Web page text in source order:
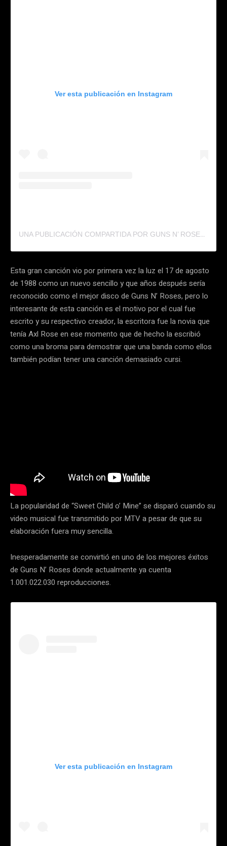
Ver esta publicación en Instagram
UNA PUBLICACIÓN COMPARTIDA POR GUNS N’ ROSES (@GUNSNROSES)
Esta gran canción vio por primera vez la luz el 17 de agosto
de 1988 como un nuevo sencillo y que años después sería
reconocido como el mejor disco de Guns N’ Roses, pero lo
interesante de esta canción es el motivo por el cual fue
escrito y su respectivo creador, la escritora fue la novia que
tenía Axl Rose en ese momento que de hecho la escribió
como una broma para demostrar que una banda como ellos
también podían tener una canción demasiado cursi.
La popularidad de “Sweet Child o’ Mine” se disparó cuando su
video musical fue transmitido por MTV a pesar de que su
elaboración fuera muy sencilla.
Inesperadamente se convirtió en uno de los mejores éxitos
de Guns N’ Roses donde actualmente ya cuenta
1.001.022.030 reproducciones.
Ver esta publicación en Instagram